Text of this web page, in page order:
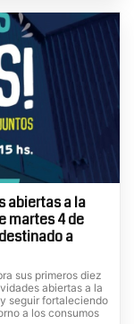
abiertas a la
martes 4 de
a
sus primeros diez
abiertas a la
seguir fortaleciendo
a los consumos